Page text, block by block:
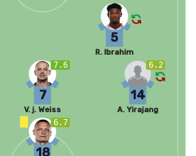
5
R. Ibrahim
6.2
14
A. Yirajang
7.6
7
V. j. Weiss
6.7
18